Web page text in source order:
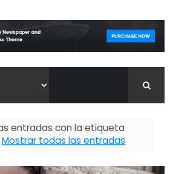
entradas con la etiqueta
Mostrar todas las entradas